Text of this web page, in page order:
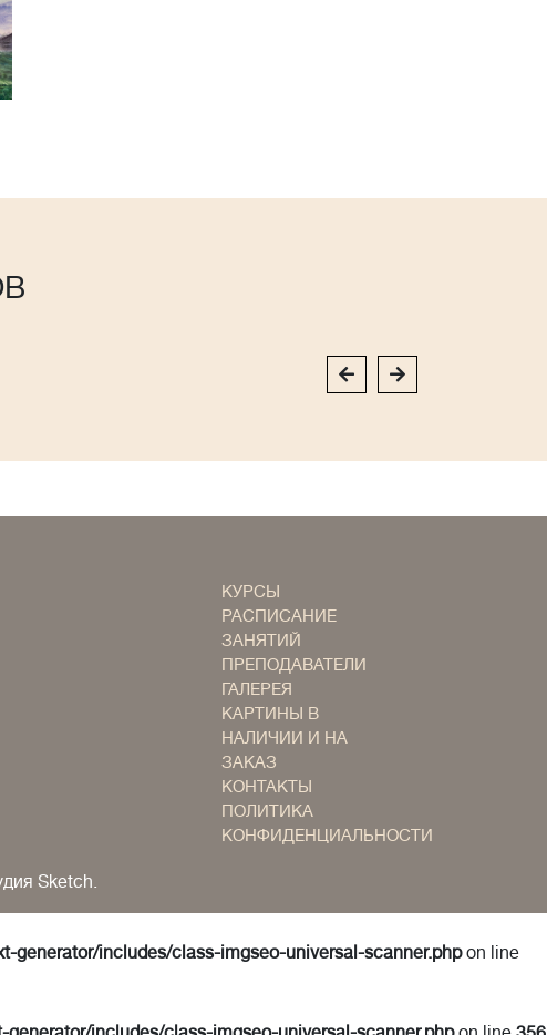
КУРСЫ
РАСПИСАНИЕ
ЗАНЯТИЙ
ПРЕПОДАВАТЕЛИ
ГАЛЕРЕЯ
КАРТИНЫ В
НАЛИЧИИ И НА
ЗАКАЗ
КОНТАКТЫ
ПОЛИТИКА
КОНФИДЕНЦИАЛЬНОСТИ
Sketch.
includes/class-imgseo-universal-scanner.phpon line